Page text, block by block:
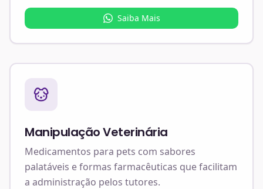
Saiba Mais
Manipulação Veterinária
Medicamentos para pets com sabores
palatáveis e formas farmacêuticas que facilitam
a administração pelos tutores.